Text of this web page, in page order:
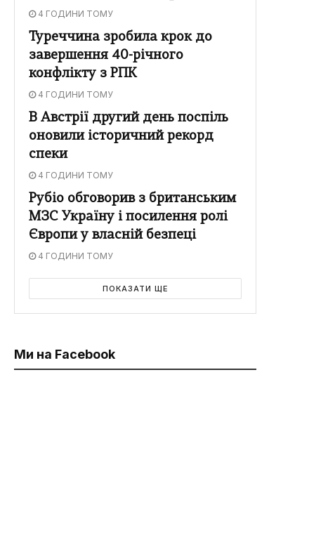
4 ГОДИНИ ТОМУ
Туреччина зробила крок до
завершення 40-річного
конфлікту з РПК
4 ГОДИНИ ТОМУ
В Австрії другий день поспіль
оновили історичний рекорд
спеки
4 ГОДИНИ ТОМУ
Рубіо обговорив з британським
МЗС Україну і посилення ролі
Європи у власній безпеці
4 ГОДИНИ ТОМУ
ПОКАЗАТИ ЩЕ
Ми на Facebook